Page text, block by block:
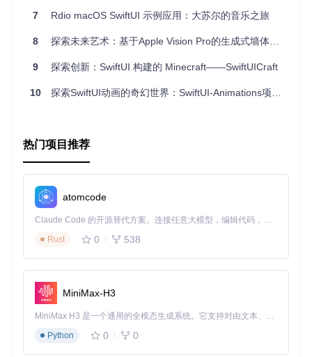
灵活性：自定义粒子系统，允许创建独一无二的效果，适
应不同项目需求。
：采用Apple的DocC文档风格，拥有详尽的教程
和示例，学习成本低。
添加至Xcode项目。一旦设置完毕，你就可以直接使用像
worksView这样的视图，或者根据你的需求自定义配置文件。
要了解更多信息，包括更深入的教程和完整文档，请访问我们
官方网站。
让我们一起探索EffectsLibrary，提升你的应用视觉魅力吧！如
ub仓库里开启讨论。最后，别忘了给仓库点个赞，这将是对我
们工作的最大支持！
开始你的特效之旅
加入GitHub项目
7 Rdio macOS SwiftUI 示例应用：大苏尔的音乐之旅
8 探索未来艺术：基于Apple Vision Pro的生成式墙体艺术
9 探索创新：SwiftUI 构建的 Minecraft——SwiftUICraft
10 探索SwiftUI动画的奇幻世界：SwiftUI-Animations项目解析与推荐
热门项目推荐
atomcode
Claude Code 的开源替代方案。连接任意大模型，编辑代码，运行命令，自动验证 — 全自动执行。用 Rust 构建，极致性能。 ｜ An open-source alternative to Claude Code. Connect any LLM, edit code, run commands, and verify changes — autonomously. Built in Rust for speed. Get Started
Rust
0 538
MiniMax-H3
MiniMax H3 是一个通用的全模态生成系统。它支持对由文本、图像、视频和音频组成的多模态上下文进行统一理解，并能生成分辨率高达 2K、时长可达 15 秒的带原生立体声音频的视频。得益于面向任务泛化的系统设计，H3 在预训练阶段就已具备广泛的多模态上下文理解与生成能力，能够出色地执行复杂的多模态指令。
Python
0 0